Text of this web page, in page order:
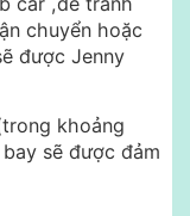
chuyển hoặc
được Jenny
khoảng
sẽ được đảm